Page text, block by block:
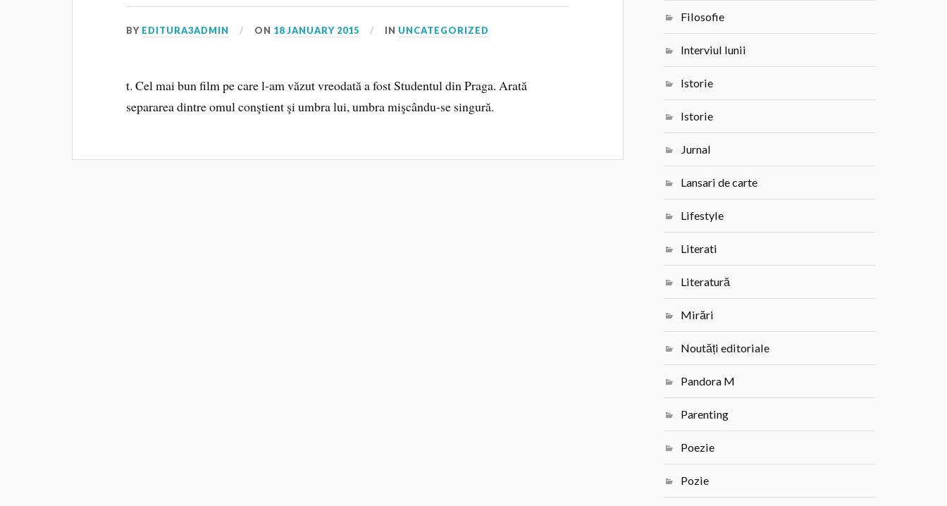
BY EDITURA3ADMIN ON 18 JANUARY 2015 IN UNCATEGORIZED
t. Cel mai bun film pe care l-am văzut vreodată a fost Studentul din Praga. Arată
separarea dintre omul conştient şi umbra lui, umbra mişcându-se singură.
Filosofie
Interviul lunii
Istorie
Istorie
Jurnal
Lansari de carte
Lifestyle
Literati
Literatură
Mirări
Noutăți editoriale
Pandora M
Parenting
Poezie
Pozie